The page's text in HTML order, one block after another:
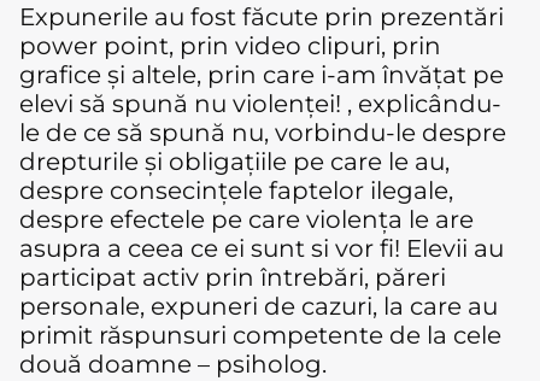
Expunerile au fost făcute prin prezentări
power point, prin video clipuri, prin
grafice și altele, prin care i-am învățat pe
elevi să spună nu violenței! , explicându-
le de ce să spună nu, vorbindu-le despre
drepturile și obligațiile pe care le au,
despre consecințele faptelor ilegale,
despre efectele pe care violența le are
asupra a ceea ce ei sunt si vor fi! Elevii au
participat activ prin întrebări, păreri
personale, expuneri de cazuri, la care au
primit răspunsuri competente de la cele
două doamne – psiholog.